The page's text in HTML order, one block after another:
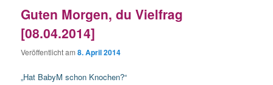
Guten Morgen, du Vielfrag
[08.04.2014]
Veröffentlicht am8. April 2014
„Hat BabyM schon Knochen?“